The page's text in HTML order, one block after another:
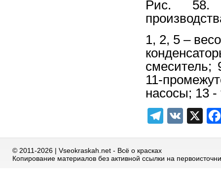
Рис. 58.
1, 2, 5 –
11-
насосы; 13 -
VK X
© 2011-2026 | Vseokraskah.net - Всё о красках
Копирование материалов без активной ссылки на